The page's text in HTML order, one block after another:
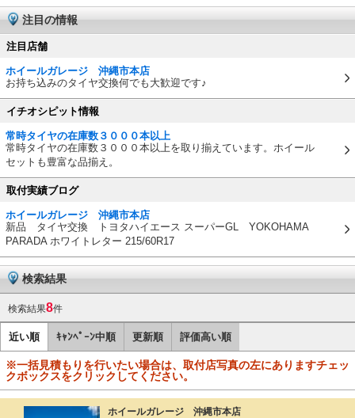
注目の情報
注目店舗
ホイールガレージ 沖縄市本店
お持ち込みのタイヤ交換何でも大歓迎です♪
イチオシピット情報
常時タイヤの在庫数３０００本以上
常時タイヤの在庫数３０００本以上を取り揃えています。ホイール
セットも豊富な品揃え。
取付実績ブログ
ホイールガレージ 沖縄市本店
新品 タイヤ交換 トヨタハイエース スーパーGL YOKOHAMA
PARADA ホワイトレター 215/60R17
検索結果
検索結果8件
近い順 ｷｬﾝﾍﾟｰﾝ中順 更新順 評価高い順
※一括見積もりを行いたい場合は、取付店写真の左にありますチェッ
クボックスをクリックしてください。
ホイールガレージ 沖縄市本店